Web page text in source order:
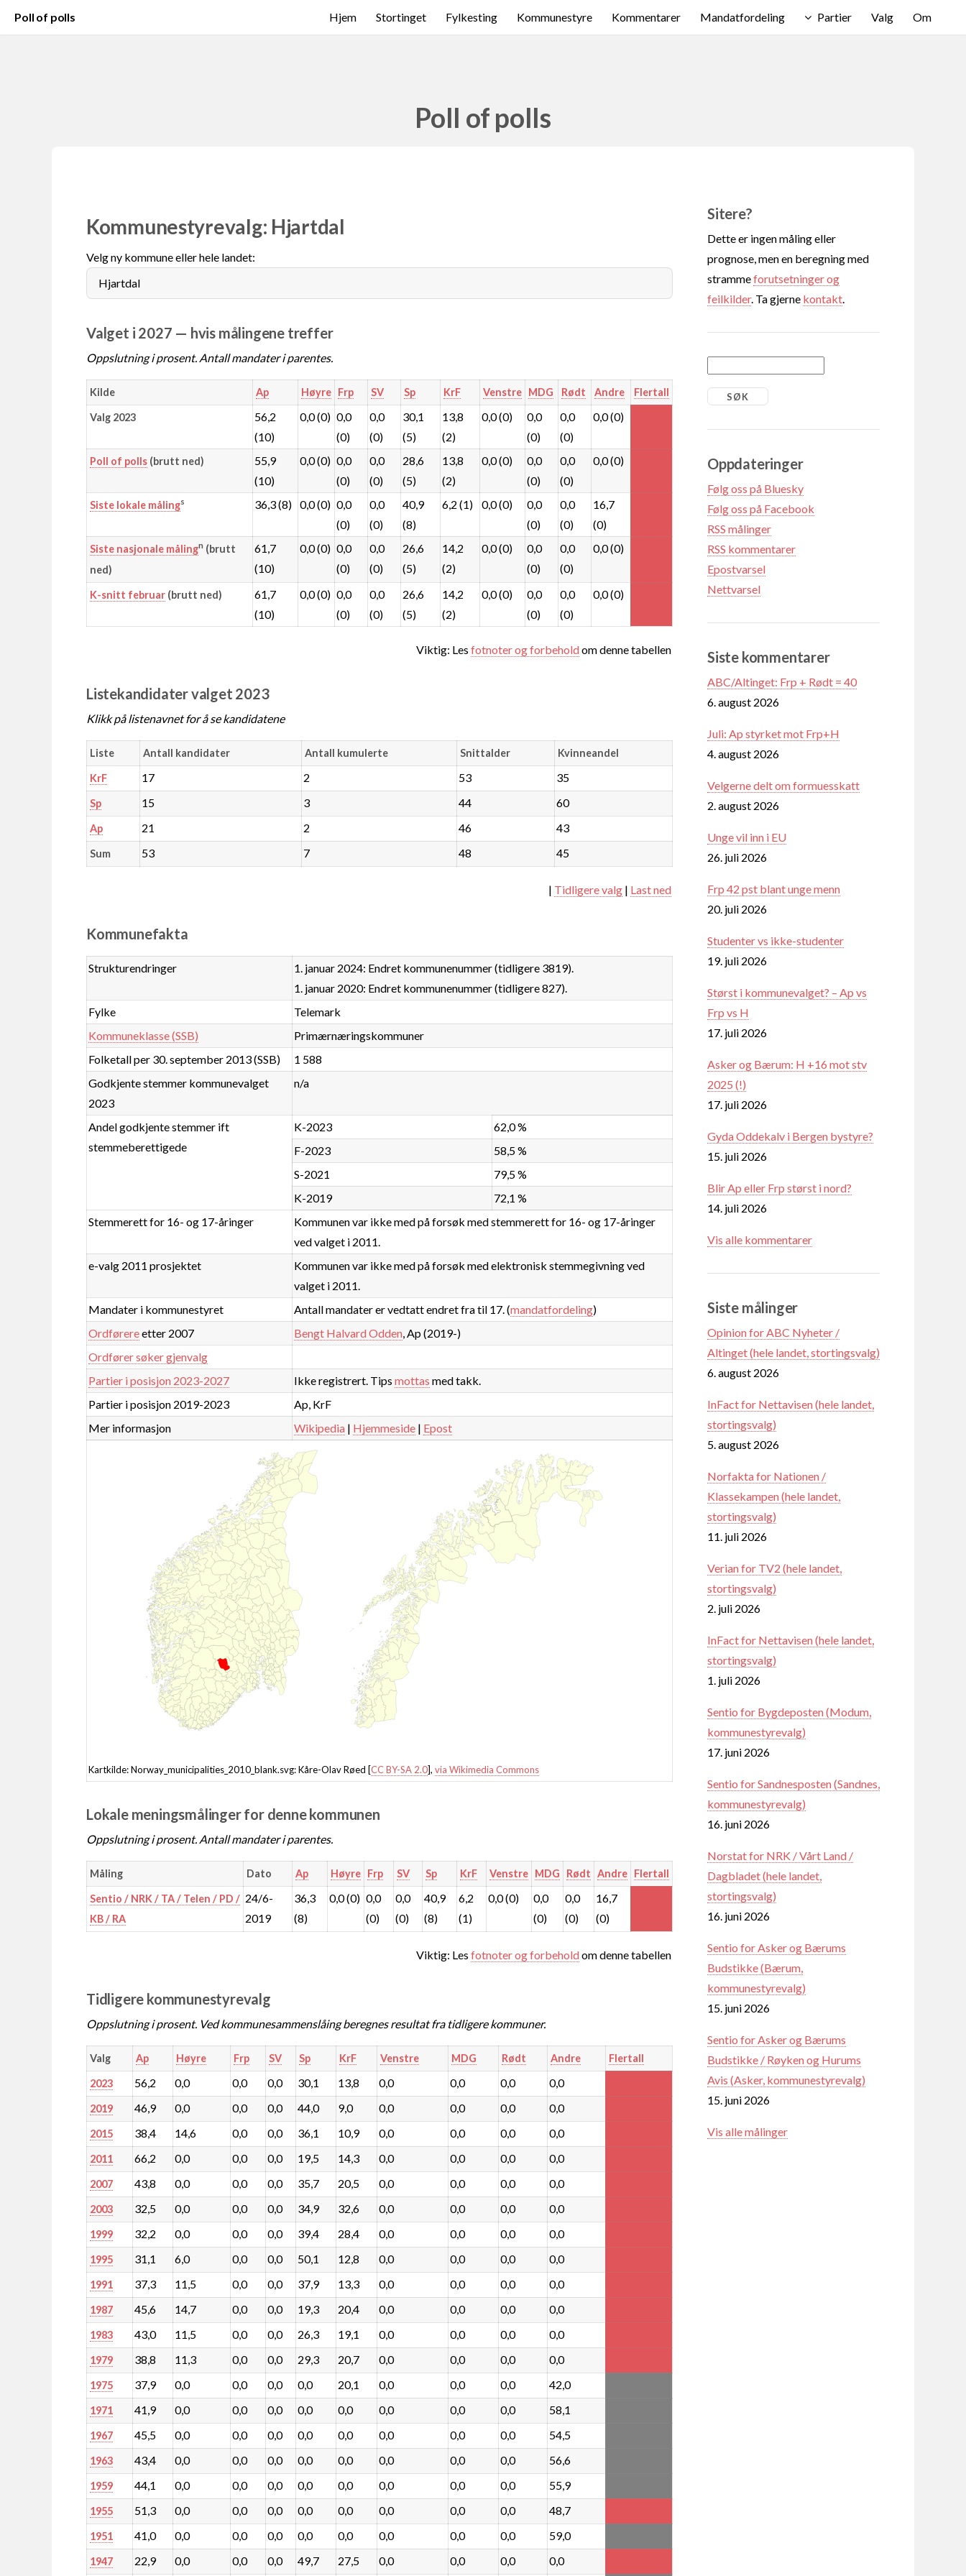
Poll of polls Hjem Stortinget Fylkesting Kommunestyre Kommentarer Mandatfordeling Partier Valg Om
Poll of polls
Kommunestyrevalg: Hjartdal
Velg ny kommune eller hele landet:
Valget i 2027 — hvis målingene treffer
Oppslutning i prosent. Antall mandater i parentes.
Kilde Ap Høyre Frp SV Sp KrF Venstre MDG Rødt Andre Flertall
Valg 2023
56,2
(10)
0,0 (0) 0,0
(0)
0,0
(0)
30,1
(5)
13,8
(2)
0,0 (0)
0,0
(0)
0,0
(0)
0,0 (0)
Poll of polls(brutt ned)
55,9
(10)
0,0 (0) 0,0
(0)
0,0
(0)
28,6
(5)
13,8
(2)
0,0 (0)
0,0
(0)
0,0
(0)
0,0 (0)
Siste lokale målings 36,3 (8) 0,0 (0) 0,0
(0)
0,0
(0)
40,9
(8)
6,2 (1) 0,0 (0)
0,0
(0)
0,0
(0)
16,7
(0)
Siste nasjonale målingn (brutt
ned)
61,7
(10)
0,0 (0) 0,0
(0)
0,0
(0)
26,6
(5)
14,2
(2)
0,0 (0)
0,0
(0)
0,0
(0)
0,0 (0)
K-snitt februar(brutt ned)
61,7
(10)
0,0 (0) 0,0
(0)
0,0
(0)
26,6
(5)
14,2
(2)
0,0 (0)
0,0
(0)
0,0
(0)
0,0 (0)
Viktig: Les fotnoter og forbeholdom denne tabellen
Listekandidater valget 2023
Klikk på listenavnet for å se kandidatene
Liste Antall kandidater Antall kumulerte Snittalder Kvinneandel
KrF 17 2 53 35
Sp 15 3 44 60
Ap 21 2 46 43
Sum 53 7 48 45
| Tidligere valg| Last ned
Kommunefakta
Strukturendringer
1. januar 2024: Endret kommunenummer (tidligere 3819).
1. januar 2020: Endret kommunenummer (tidligere 827).
Fylke
Telemark
Kommuneklasse (SSB)
Primærnæringskommuner
Folketall per 30. september 2013 (SSB)
1 588
Godkjente stemmer kommunevalget
2023
n/a
Andel godkjente stemmer ift
stemmeberettigede
K-2023
62,0 %
F-2023
58,5 %
S-2021
79,5 %
K-2019
72,1 %
Stemmerett for 16- og 17-åringer
Kommunen var ikke med på forsøk med stemmerett for 16- og 17-åringer
ved valget i 2011.
e-valg 2011 prosjektet
Kommunen var ikke med på forsøk med elektronisk stemmegivning ved
valget i 2011.
Mandater i kommunestyret
Antall mandater er vedtatt endret fra til 17. (mandatfordeling)
Ordførereetter 2007 Bengt Halvard Odden, Ap (2019-)
Ordfører søker gjenvalg
Partier i posisjon 2023-2027
Ikke registrert. Tipsmottas med takk.
Partier i posisjon 2019-2023
Ap, KrF
Mer informasjon
Wikipedia | Hjemmeside | Epost
Kartkilde: Norway_municipalities_2010_blank.svg: Kåre-Olav Røed [CC BY-SA 2.0],via Wikimedia Commons
Lokale meningsmålinger for denne kommunen
Oppslutning i prosent. Antall mandater i parentes.
Måling Dato Ap Høyre Frp SV Sp KrF Venstre MDG Rødt Andre Flertall
Sentio / NRK / TA / Telen / PD /
KB / RA
24/6-
2019
36,3
(8)
0,0 (0) 0,0
(0)
0,0
(0)
40,9
(8)
6,2
(1)
0,0 (0)
0,0
(0)
0,0
(0)
16,7
(0)
Viktig: Les fotnoter og forbeholdom denne tabellen
Tidligere kommunestyrevalg
Oppslutning i prosent. Ved kommunesammenslåing beregnes resultat fra tidligere kommuner.
Valg Ap Høyre Frp SV Sp KrF Venstre MDG Rødt Andre Flertall
2023 56,2 0,0 0,0 0,0 30,1 13,8 0,0 0,0 0,0 0,0
2019 46,9 0,0 0,0 0,0 44,0 9,0 0,0 0,0 0,0 0,0
2015 38,4 14,6 0,0 0,0 36,1 10,9 0,0 0,0 0,0 0,0
2011 66,2 0,0 0,0 0,0 19,5 14,3 0,0 0,0 0,0 0,0
2007 43,8 0,0 0,0 0,0 35,7 20,5 0,0 0,0 0,0 0,0
2003 32,5 0,0 0,0 0,0 34,9 32,6 0,0 0,0 0,0 0,0
1999 32,2 0,0 0,0 0,0 39,4 28,4 0,0 0,0 0,0 0,0
1995 31,1 6,0 0,0 0,0 50,1 12,8 0,0 0,0 0,0 0,0
1991 37,3 11,5 0,0 0,0 37,9 13,3 0,0 0,0 0,0 0,0
1987 45,6 14,7 0,0 0,0 19,3 20,4 0,0 0,0 0,0 0,0
1983 43,0 11,5 0,0 0,0 26,3 19,1 0,0 0,0 0,0 0,0
1979 38,8 11,3 0,0 0,0 29,3 20,7 0,0 0,0 0,0 0,0
1975 37,9 0,0 0,0 0,0 0,0 20,1 0,0 0,0 0,0 42,0
1971 41,9 0,0 0,0 0,0 0,0 0,0 0,0 0,0 0,0 58,1
1967 45,5 0,0 0,0 0,0 0,0 0,0 0,0 0,0 0,0 54,5
1963 43,4 0,0 0,0 0,0 0,0 0,0 0,0 0,0 0,0 56,6
1959 44,1 0,0 0,0 0,0 0,0 0,0 0,0 0,0 0,0 55,9
1955 51,3 0,0 0,0 0,0 0,0 0,0 0,0 0,0 0,0 48,7
1951 41,0 0,0 0,0 0,0 0,0 0,0 0,0 0,0 0,0 59,0
1947 22,9 0,0 0,0 0,0 49,7 27,5 0,0 0,0 0,0 0,0
Sitere?
Dette er ingen måling eller
prognose, men en beregning med
strammeforutsetninger og
feilkilder. Ta gjerne kontakt
Oppdateringer
Følg oss på Bluesky
Følg oss på Facebook
RSS målinger
RSS kommentarer
Epostvarsel
Nettvarsel
Siste kommentarer
ABC/Altinget: Frp + Rødt = 40
6. august 2026
Juli: Ap styrket mot Frp+H
4. august 2026
Velgerne delt om formuesskatt
2. august 2026
Unge vil inn i EU
26. juli 2026
Frp 42 pst blant unge menn
20. juli 2026
Studenter vs ikke-studenter
19. juli 2026
Størst i kommunevalget? – Ap vs
Frp vs H
17. juli 2026
Asker og Bærum: H +16 mot stv
2025 (!)
17. juli 2026
Gyda Oddekalv i Bergen bystyre?
15. juli 2026
Blir Ap eller Frp størst i nord?
14. juli 2026
Vis alle kommentarer
Siste målinger
Opinion for ABC Nyheter /
Altinget (hele landet, stortingsvalg)
6. august 2026
InFact for Nettavisen (hele landet,
stortingsvalg)
5. august 2026
Norfakta for Nationen /
Klassekampen (hele landet,
stortingsvalg)
11. juli 2026
Verian for TV2 (hele landet,
stortingsvalg)
2. juli 2026
InFact for Nettavisen (hele landet,
stortingsvalg)
1. juli 2026
Sentio for Bygdeposten (Modum,
kommunestyrevalg)
17. juni 2026
Sentio for Sandnesposten (Sandnes,
kommunestyrevalg)
16. juni 2026
Norstat for NRK / Vårt Land /
Dagbladet (hele landet,
stortingsvalg)
16. juni 2026
Sentio for Asker og Bærums
Budstikke (Bærum,
kommunestyrevalg)
15. juni 2026
Sentio for Asker og Bærums
Budstikke / Røyken og Hurums
Avis (Asker, kommunestyrevalg)
15. juni 2026
Vis alle målinger